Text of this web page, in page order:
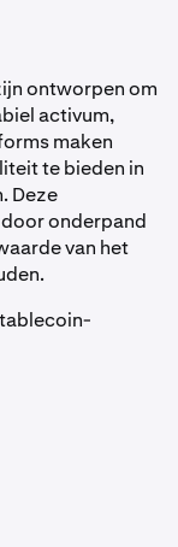
ontworpen om
activum,
maken
te bieden in
Deze
onderpand
van het